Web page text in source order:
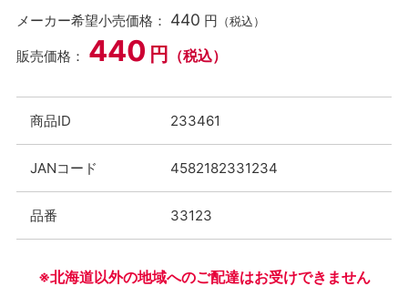
メーカー希望小売価格： 440 円 （税込）
販売価格： 440 円 （税込）
商品ID 233461
JANコード 4582182331234
品番 33123
※北海道以外の地域へのご配達はお受けできません